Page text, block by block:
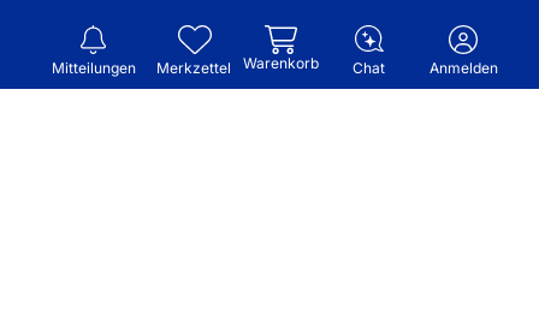
Mitteilungen Merkzettel Warenkorb Chat Anmelden